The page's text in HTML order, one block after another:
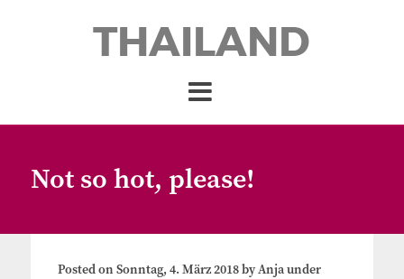
THAILAND
Not so hot, please!
Posted on Sonntag, 4. März 2018byAnjaunder